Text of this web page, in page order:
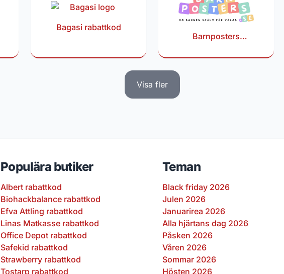
Bagasi rabattkod
Barnposters
Visa fler
Populära butiker
Albert rabattkod
Biohackbalance rabattkod
Efva Attling rabattkod
Linas Matkasse rabattkod
Office Depot rabattkod
Safekid rabattkod
Strawberry rabattkod
Tostarp rabattkod
Teman
Black friday 2026
Julen 2026
Januarirea 2026
Alla hjärtans dag 2026
Påsken 2026
Våren 2026
Sommar 2026
Hösten 2026